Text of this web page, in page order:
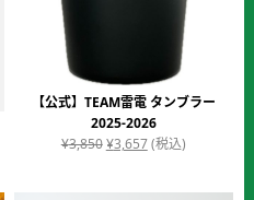
【公式】TEAM雷電 タンブラー
2025-2026
¥3,850元
¥3,657現(税込)